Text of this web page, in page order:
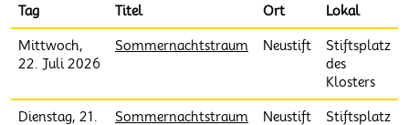
Tag Titel Ort Lokal
Mittwoch,
22. Juli 2026
Sommernachtstraum Neustift
Stiftsplatz
des
Klosters
Dienstag, 21.
Sommernachtstraum Neustift
Stiftsplatz